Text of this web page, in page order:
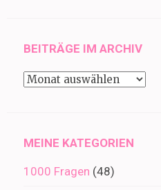
BEITRÄGE IM ARCHIV
Beiträge
MEINE KATEGORIEN
1000 Fragen (48)